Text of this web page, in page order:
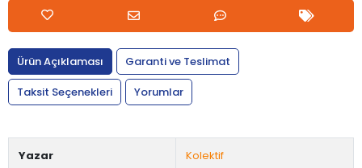
Ürün Açıklaması
Garanti ve Teslimat
Taksit Seçenekleri
Yorumlar
Yazar Kolektif